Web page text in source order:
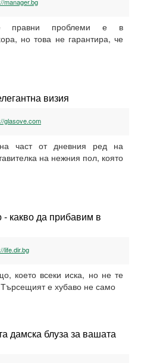
правни проблеми е в
но това не гарантира, че
визия
glasove.com
част от дневния ред на
на нежния пол, която
- какво да прибавим в
life.dir.bg
което всеки иска, но не те
е хубаво не само
дамска блуза за вашата